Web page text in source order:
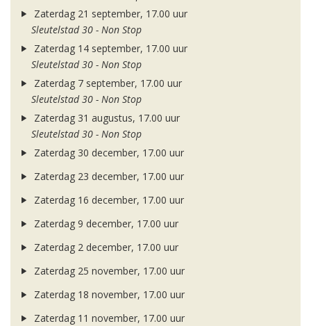
Zaterdag 21 september, 17.00 uur
Sleutelstad 30 - Non Stop
Zaterdag 14 september, 17.00 uur
Sleutelstad 30 - Non Stop
Zaterdag 7 september, 17.00 uur
Sleutelstad 30 - Non Stop
Zaterdag 31 augustus, 17.00 uur
Sleutelstad 30 - Non Stop
Zaterdag 30 december, 17.00 uur
Zaterdag 23 december, 17.00 uur
Zaterdag 16 december, 17.00 uur
Zaterdag 9 december, 17.00 uur
Zaterdag 2 december, 17.00 uur
Zaterdag 25 november, 17.00 uur
Zaterdag 18 november, 17.00 uur
Zaterdag 11 november, 17.00 uur